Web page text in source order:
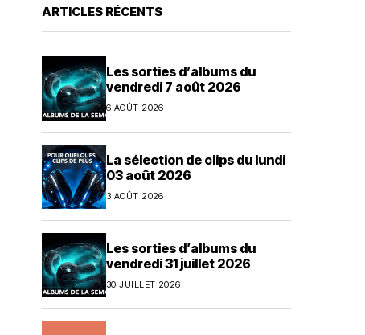
ARTICLES RÉCENTS
Les sorties d’albums du
vendredi 7 août 2026
6 AOÛT 2026
La sélection de clips du lundi
03 août 2026
3 AOÛT 2026
Les sorties d’albums du
vendredi 31 juillet 2026
30 JUILLET 2026